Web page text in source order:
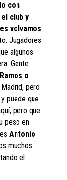
con
club y
volvamos
Jugadores
algunos
Gente
o
pero
puede que
pero que
peso en
Antonio
muchos
el